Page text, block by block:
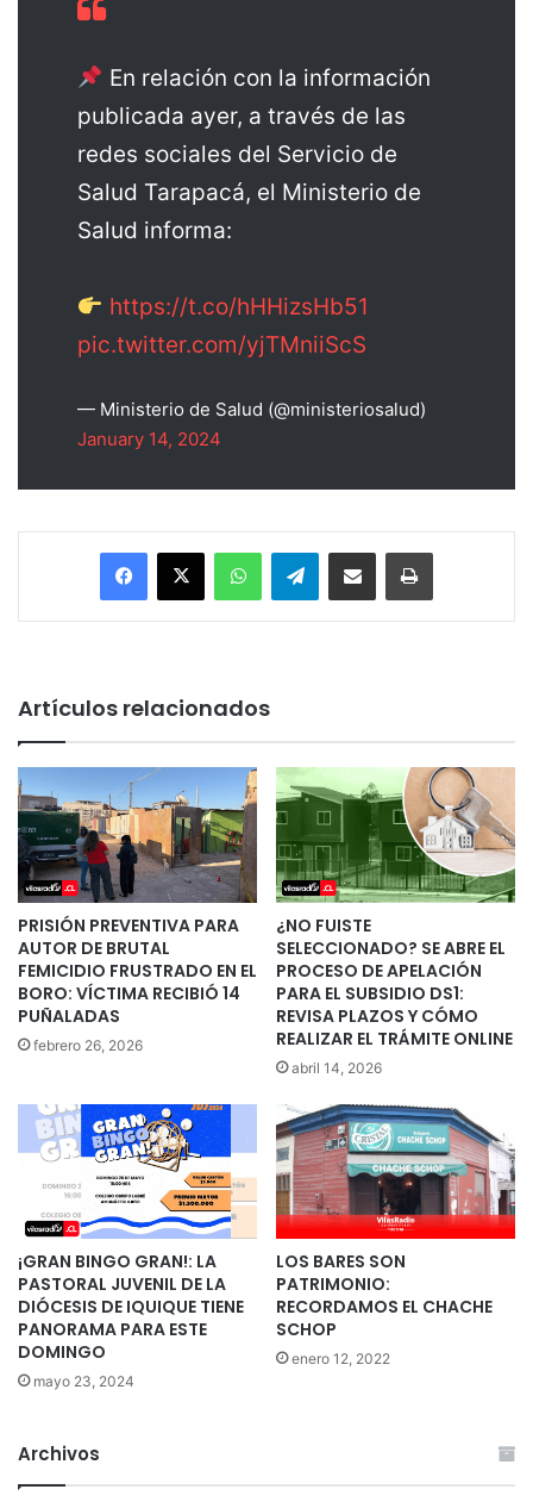
En relación con la información
publicada ayer, a través de las
redes sociales del Servicio de
Salud Tarapacá, el Ministerio de
Salud informa:
https://t.co/hHHizsHb51
pic.twitter.com/yjTMniiScS
— Ministerio de Salud (@ministeriosalud)
January 14, 2024
Facebook
X WhatsAppTelegramEnviar vía email Imprimir
Artículos relacionados
PRISIÓN PREVENTIVA PARA
AUTOR DE BRUTAL
FEMICIDIO FRUSTRADO EN EL
BORO: VÍCTIMA RECIBIÓ 14
PUÑALADAS
febrero 26, 2026
¿NO FUISTE
SELECCIONADO? SE ABRE EL
PROCESO DE APELACIÓN
PARA EL SUBSIDIO DS1:
REVISA PLAZOS Y CÓMO
REALIZAR EL TRÁMITE ONLINE
abril 14, 2026
¡GRAN BINGO GRAN!: LA
PASTORAL JUVENIL DE LA
DIÓCESIS DE IQUIQUE TIENE
PANORAMA PARA ESTE
DOMINGO
mayo 23, 2024
LOS BARES SON
PATRIMONIO:
RECORDAMOS EL CHACHE
SCHOP
enero 12, 2022
Archivos